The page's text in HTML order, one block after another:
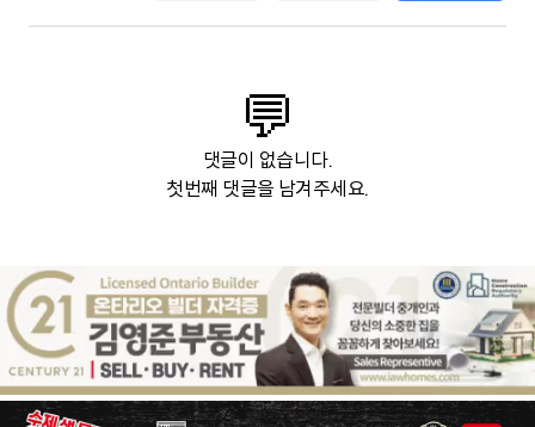
💬
댓글이 없습니다.
첫번째 댓글을 남겨주세요.